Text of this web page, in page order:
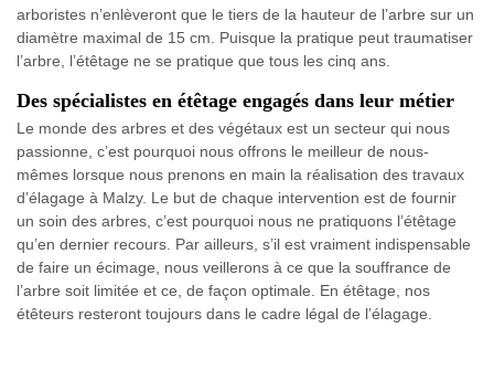
arboristes n’enlèveront que le tiers de la hauteur de l’arbre sur un
diamètre maximal de 15 cm. Puisque la pratique peut traumatiser
l’arbre, l’étêtage ne se pratique que tous les cinq ans.
Des spécialistes en étêtage engagés dans leur métier
Le monde des arbres et des végétaux est un secteur qui nous
passionne, c’est pourquoi nous offrons le meilleur de nous-
mêmes lorsque nous prenons en main la réalisation des travaux
d’élagage à Malzy. Le but de chaque intervention est de fournir
un soin des arbres, c’est pourquoi nous ne pratiquons l’étêtage
qu’en dernier recours. Par ailleurs, s’il est vraiment indispensable
de faire un écimage, nous veillerons à ce que la souffrance de
l’arbre soit limitée et ce, de façon optimale. En étêtage, nos
étêteurs resteront toujours dans le cadre légal de l’élagage.